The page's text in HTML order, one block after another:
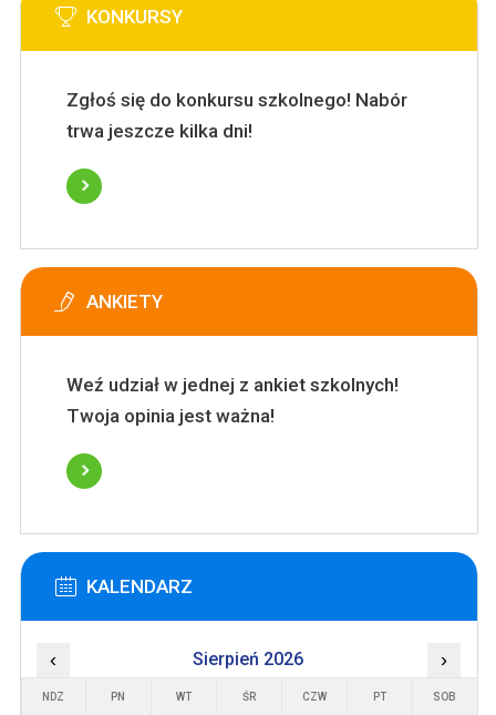
KONKURSY
Zgłoś się do konkursu szkolnego! Nabór
trwa jeszcze kilka dni!
ANKIETY
Weź udział w jednej z ankiet szkolnych!
Twoja opinia jest ważna!
KALENDARZ
‹ Sierpień 2026 ›
NDZ PN WT ŚR CZW PT SOB